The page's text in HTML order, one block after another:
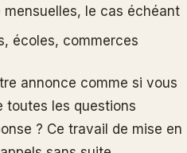
le cas échéant
écoles, commerces
annonce comme si vous
toutes les questions
? Ce travail de mise en